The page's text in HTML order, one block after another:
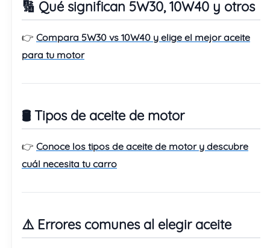
🔢 Qué significan 5W30, 10W40 y otros
👉 Compara 5W30 vs 10W40 y elige el mejor aceite
para tu motor
🛢️ Tipos de aceite de motor
👉 Conoce los tipos de aceite de motor y descubre
cuál necesita tu carro
⚠️ Errores comunes al elegir aceite